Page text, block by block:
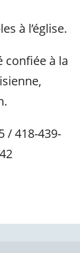
à l’église.
confiée à la
/ 418-439-